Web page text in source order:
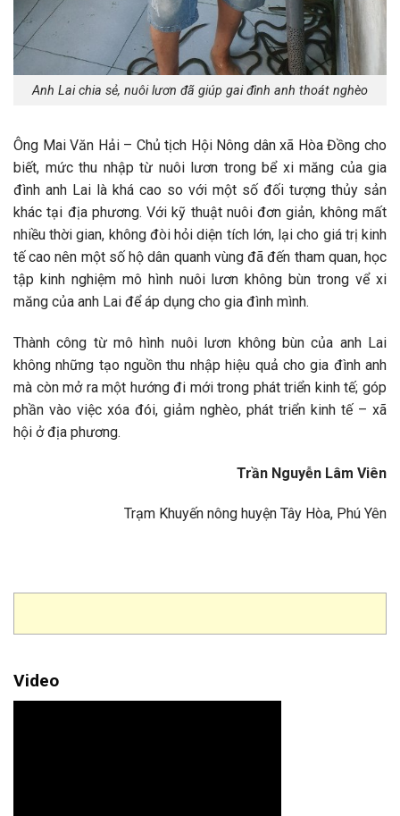
Anh Lai chia sẻ, nuôi lươn đã giúp gai đình anh thoát nghèo
Ông Mai Văn Hải – Chủ tịch Hội Nông dân xã Hòa Đồng cho
biết, mức thu nhập từ nuôi lươn trong bể xi măng của gia
đình anh Lai là khá cao so với một số đối tượng thủy sản
khác tại địa phương. Với kỹ thuật nuôi đơn giản, không mất
nhiều thời gian, không đòi hỏi diện tích lớn, lại cho giá trị kinh
tế cao nên một số hộ dân quanh vùng đã đến tham quan, học
tập kinh nghiệm mô hình nuôi lươn không bùn trong vể xi
măng của anh Lai để áp dụng cho gia đình mình.
Thành công từ mô hình nuôi lươn không bùn của anh Lai
không những tạo nguồn thu nhập hiệu quả cho gia đình anh
mà còn mở ra một hướng đi mới trong phát triển kinh tế; góp
phần vào việc xóa đói, giảm nghèo, phát triển kinh tế – xã
hội ở địa phương.
Trần Nguyễn Lâm Viên
Trạm Khuyến nông huyện Tây Hòa, Phú Yên
Video